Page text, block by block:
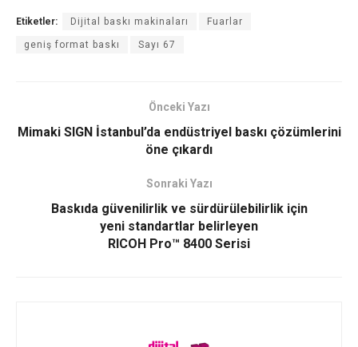
Etiketler: Dijital baskı makinaları Fuarlar
geniş format baskı Sayı 67
Önceki Yazı
Mimaki SIGN İstanbul’da endüstriyel baskı çözümlerini
öne çıkardı
Sonraki Yazı
Baskıda güvenilirlik ve sürdürülebilirlik için
yeni standartlar belirleyen
RICOH Pro™ 8400 Serisi